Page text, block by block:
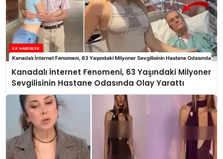
Kanadalı İnternet Fenomeni, 63 Yaşındaki Milyoner
Sevgilisinin Hastane Odasında Olay Yarattı